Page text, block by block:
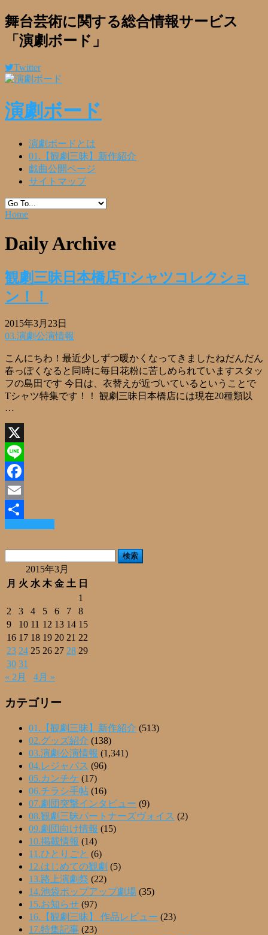
舞台芸術に関する総合情報サービス
「演劇ボード」
Twitter
演劇ボード
演劇ボードとは
01.【観劇三昧】新作紹介
戯曲公開ページ
サイトマップ
Home
Daily Archive
観劇三昧日本橋店Tシャツコレクショ
ン！！
2015年3月23日
03.演劇公演情報
こんにちわ！最近少しずつ暖かくなってきましたねだんだん
春っぽくなると同時に毎日花粉に苦しめられていますスタッ
フの島田です 今日は、衣替えが近づいているということで
Tシャツ特集です！！ 観劇三昧日本橋店には現在20種類以
…
X
Line
Facebook
Email
共
有
2015年3月
月 火 水 木 金 土 日
1
2
3 4 5 6 7
8
9
10 11 12 13 14 15
16 17 18 19 20 21 22
23 24 25 26 27 28 29
30 31
« 2月
4月 »
カテゴリー
01.【観劇三昧】新作紹介 (513)
02.グッズ紹介 (138)
03.演劇公演情報 (1,341)
04.レジャパス (96)
05.カンチケ (17)
06.チラシ手帖 (16)
07.劇団突撃インタビュー (9)
08.観劇三昧パートナーズヴォイス (2)
09.劇団向け情報 (15)
10.掲載情報 (14)
11.ひとりごと (6)
12.はじめての観劇 (5)
13.路上演劇祭 (22)
14.池袋ポップアップ劇場 (35)
15.お知らせ (97)
16.【観劇三昧】 作品レビュー (23)
17.特集記事 (23)